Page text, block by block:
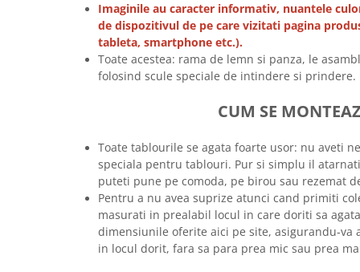
Tricouri cadou 50 ani
Tricouri cadou 60 ani
Tricouri motociclisti
Tricouri motociclisti
Tricouri biciclisti
Tricouri biciclisti
Tricouri biciclisti MTB
Tricouri biciclisti BMX
Tricouri biciclisti downhill
Tricouri skateboard
Imaginile au caracter informativ, nuantele
de dispozitivul de pe care vizitati pagina
tableta, smartphone etc.).
Toate acestea: rama de lemn si panza, le
folosind scule speciale de intindere si prindere.
CUM SE
Toate tablourile se agata foarte usor: nu aveti
speciala pentru tablouri. Pur si simplu il
puteti pune pe comoda, pe birou sau rezemat
Pentru a nu avea suprize atunci cand primiti
masurati in prealabil locul in care doriti sa
dimensiunile oferite aici pe site, asigurandu-va
in locul dorit, fara sa para prea mic sau prea